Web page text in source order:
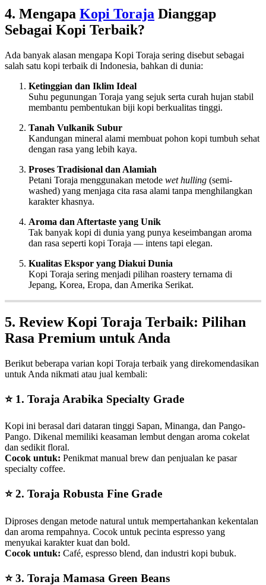
4. Mengapa Kopi Toraja Dianggap
Sebagai Kopi Terbaik?
Ada banyak alasan mengapa Kopi Toraja sering disebut sebagai
salah satu kopi terbaik di Indonesia, bahkan di dunia:
Ketinggian dan Iklim Ideal
Suhu pegunungan Toraja yang sejuk serta curah hujan stabil
membantu pembentukan biji kopi berkualitas tinggi.
Tanah Vulkanik Subur
Kandungan mineral alami membuat pohon kopi tumbuh sehat
dengan rasa yang lebih kaya.
Proses Tradisional dan Alamiah
Petani Toraja menggunakan metode wet hulling (semi-
washed) yang menjaga cita rasa alami tanpa menghilangkan
karakter khasnya.
Aroma dan Aftertaste yang Unik
Tak banyak kopi di dunia yang punya keseimbangan aroma
dan rasa seperti kopi Toraja — intens tapi elegan.
Kualitas Ekspor yang Diakui Dunia
Kopi Toraja sering menjadi pilihan roastery ternama di
Jepang, Korea, Eropa, dan Amerika Serikat.
5. Review Kopi Toraja Terbaik: Pilihan
Rasa Premium untuk Anda
Berikut beberapa varian kopi Toraja terbaik yang direkomendasikan
untuk Anda nikmati atau jual kembali:
⭐ 1. Toraja Arabika Specialty Grade
Kopi ini berasal dari dataran tinggi Sapan, Minanga, dan Pango-
Pango. Dikenal memiliki keasaman lembut dengan aroma cokelat
dan sedikit floral.
Cocok untuk: Penikmat manual brew dan penjualan ke pasar
specialty coffee.
⭐2. Toraja Robusta Fine Grade
Diproses dengan metode natural untuk mempertahankan kekentalan
dan aroma rempahnya. Cocok untuk pecinta espresso yang
menyukai karakter kuat dan bold.
Cocok untuk: Café, espresso blend, dan industri kopi bubuk.
⭐3. Toraja Mamasa Green Beans